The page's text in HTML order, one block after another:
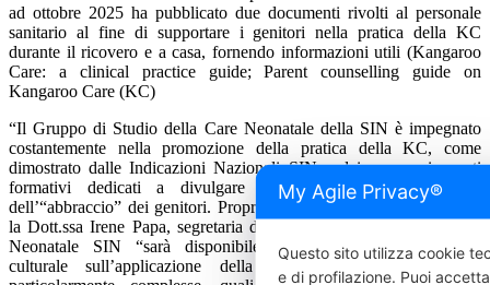
ad ottobre 2025 ha pubblicato due documenti rivolti al personale
sanitario al fine di supportare i genitori nella pratica della KC
durante il ricovero e a casa, fornendo informazioni utili (Kangaroo
Care: a clinical practice guide; Parent counselling guide on
Kangaroo Care (KC)
“Il Gruppo di Studio della Care Neonatale della SIN è impegnato
costantemente nella promozione della pratica della KC, come
dimostrato dalle Indicazioni Nazionali SIN e dai numerosi eventi
formativi dedicati a divulgare il valore della vicinanza e
dell’“abbraccio” dei genitori. Proprio in questa giornata,” conclude
la Dott.ssa Irene Papa, segretaria del Gruppo di Studio della Care
Neonatale SIN “sarà disponibile un nostro approfondimento
culturale sull’applicazione della KC in situazioni cliniche
My Agile Privacy®
Questo sito utilizza cookie
e di profilazione. Puoi